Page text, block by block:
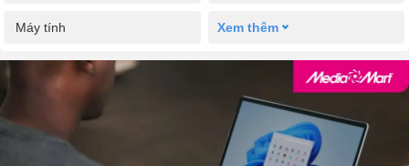
Máy tính Xem thêm